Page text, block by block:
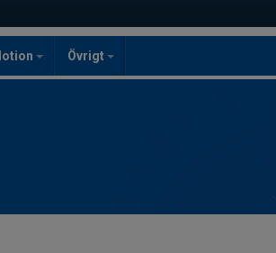
Övrigt